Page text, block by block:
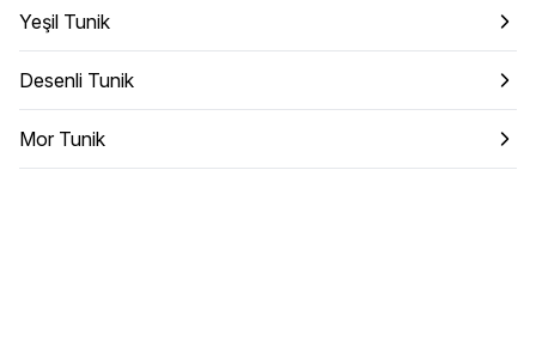
Yeşil Tunik
Desenli Tunik
Mor Tunik